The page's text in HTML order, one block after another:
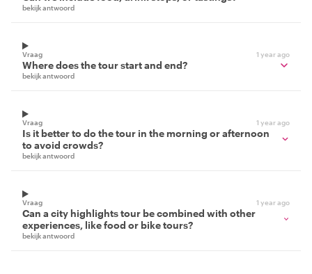
bekijk antwoord
Vraag 1 year ago
Where does the tour start and end?
bekijk antwoord
Vraag 1 year ago
Is it better to do the tour in the morning or afternoon
to avoid crowds?
bekijk antwoord
Vraag 1 year ago
Can a city highlights tour be combined with other
experiences, like food or bike tours?
bekijk antwoord